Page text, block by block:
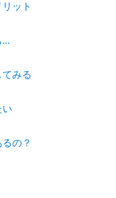
ット
…
みる
の？